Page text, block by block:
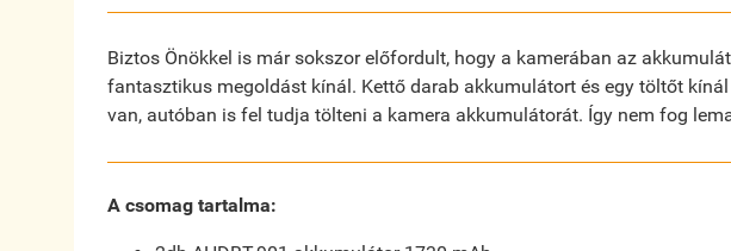
Biztos Önökkel is már sokszor előfordult, hogy a kamerában az
fantasztikus megoldást kínál. Kettő darab akkumulátort és egy töltőt
van, autóban is fel tudja tölteni a kamera akkumulátorát. Így nem fog
A csomag tartalma: